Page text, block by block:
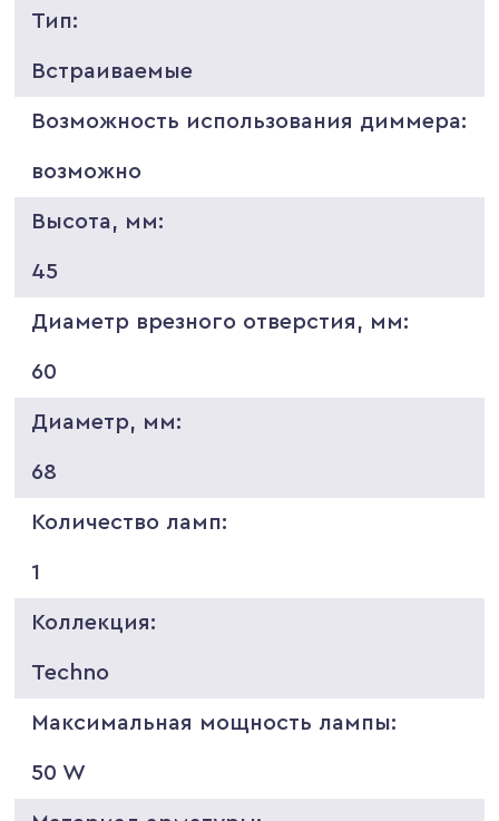
Тип:
Встраиваемые
Возможность использования диммера:
возможно
Высота, мм:
45
Диаметр врезного отверстия, мм:
60
Диаметр, мм:
68
Количество ламп:
1
Коллекция:
Techno
Максимальная мощность лампы:
50 W